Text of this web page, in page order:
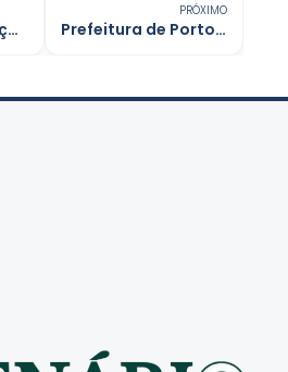
Rainha da exposição aciona advogados após ataques virtuais
PRÓXIMO
Prefeitura de Porto Velho anuncia R$ 45 mil em premiação para quadrilhas juninas